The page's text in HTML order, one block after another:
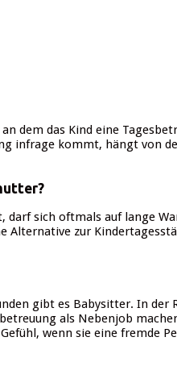
dem das Kind eine
infrage kommt, hängt von
darf sich oftmals auf lange
Alternative zur
gibt es Babysitter. In
als Nebenjob
wenn sie eine fremde